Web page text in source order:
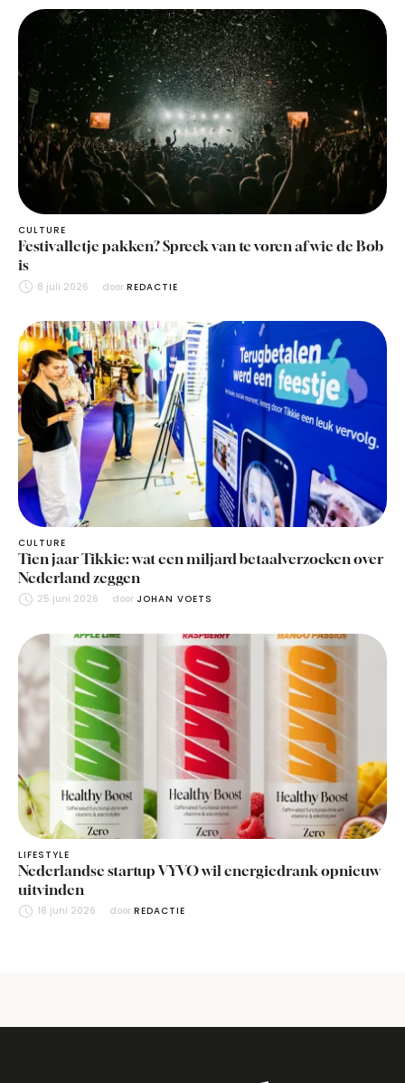
CULTURE
Festivalletje pakken? Spreek van te voren af wie de Bob
is
8 juli 2026 door REDACTIE
CULTURE
Tien jaar Tikkie: wat een miljard betaalverzoeken over
Nederland zeggen
25 juni 2026 door JOHAN VOETS
LIFESTYLE
Nederlandse startup VYVO wil energiedrank opnieuw
uitvinden
18 juni 2026 door REDACTIE